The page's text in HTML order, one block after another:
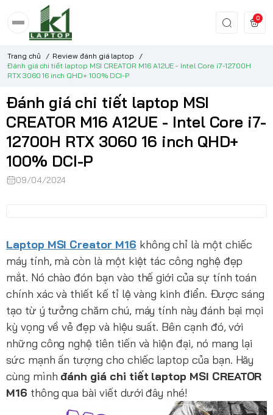
0
Trang chủ / Review đánh giá laptop
/
Đánh giá chi tiết laptop MSI CREATOR M16 A12UE - Intel Core i7-12700H
RTX 3060 16 inch QHD+ 100% DCI-P
Đánh giá chi tiết laptop MSI
CREATOR M16 A12UE - Intel Core i7-
12700H RTX 3060 16 inch QHD+
100% DCI-P
09/04/2024
Laptop MSI Creator M16 không chỉ là một chiếc
máy tính, mà còn là một kiệt tác công nghệ đẹp
mắt. Nó chào đón bạn vào thế giới của sự tính toán
chính xác và thiết kế tỉ lệ vàng kinh điển. Được sáng
tạo từ ý tưởng chăm chú, máy tính này đánh bại mọi
kỳ vọng về vẻ đẹp và hiệu suất. Bên cạnh đó, với
những công nghệ tiên tiến và hiện đại, nó mang lại
sức mạnh ấn tượng cho chiếc laptop của bạn. Hãy
cùng mình đánh giá chi tiết laptop MSI CREATOR
M16 thông qua bài viết dưới đây nhé!